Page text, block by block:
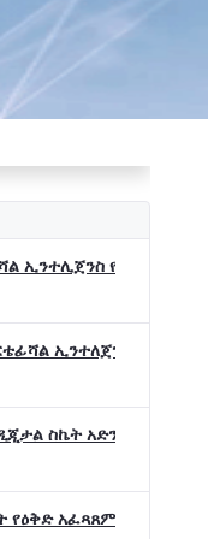
ኢንተሊጀንስ የትብብር
ኢንተለጀንስ ትብብር
ስኬት አድንቀዋል
የዕቅድ አፈጻጸምና የቀጣይ